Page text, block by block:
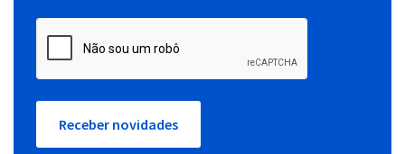
Receber novidades